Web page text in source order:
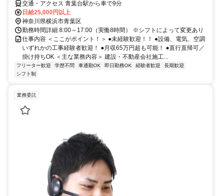
交通・アクセス 青葉台駅から車で9分
日給25,000円以上
神奈川県横浜市青葉区
勤務時間詳細 8:00～17:00（実働8時間） ※シフトによって変更あり
仕事内容 ＜ここがポイント！＞ ●未経験歓迎！！ ●設備、電気、空調
いずれかの工事経験者歓迎！ ●月収65万円超も可能！ ●直行直帰可／
掛け持ちOK ＜主な業務内容＞ 建設・不動産会社施工...
フリーター歓迎 学歴不問 車通勤OK 即日勤務OK 経験者歓迎
長期歓迎
シフト制
業務委託